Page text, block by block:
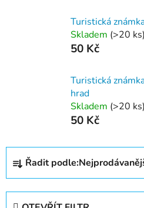
Turistická
Skladem (>20 ks)
50 Kč
Turistická
hrad
Skladem (>20 ks)
50 Kč
Ř
z
Řadit podle: